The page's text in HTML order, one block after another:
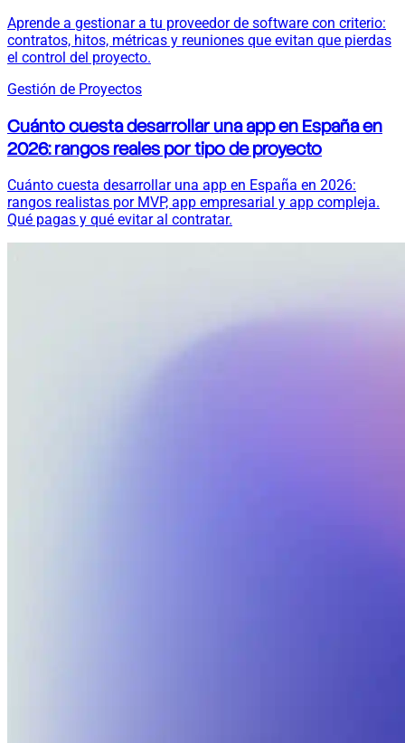
Aprende a gestionar a tu proveedor de software con criterio:
contratos, hitos, métricas y reuniones que evitan que pierdas
el control del proyecto.
Gestión de Proyectos
Cuánto cuesta desarrollar una app en España en
2026: rangos reales por tipo de proyecto
Cuánto cuesta desarrollar una app en España en 2026:
rangos realistas por MVP, app empresarial y app compleja.
Qué pagas y qué evitar al contratar.